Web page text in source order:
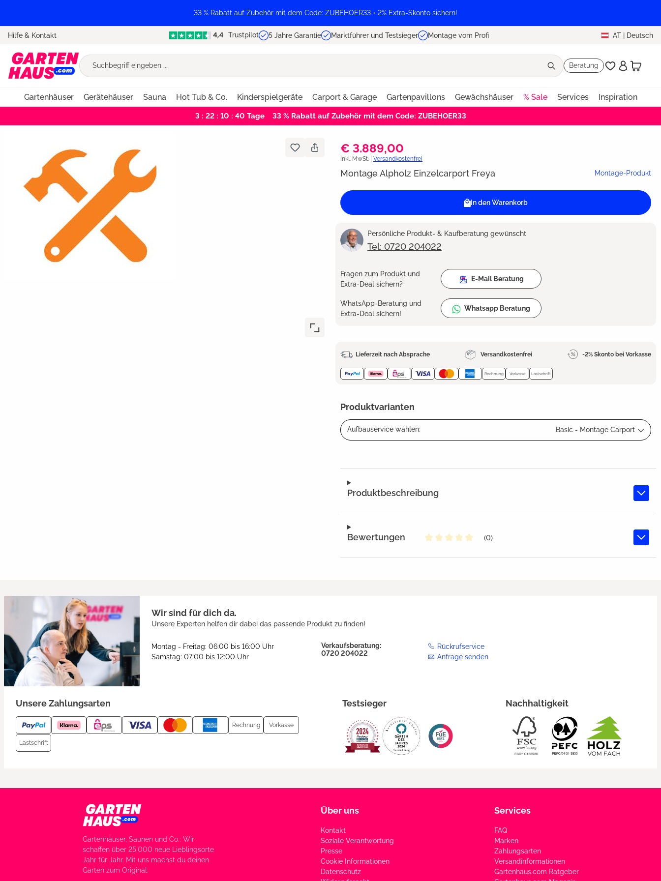
33 % Rabatt auf Zubehör mit dem Code: ZUBEHOER33 + 2% Extra-Skonto sichern!
Hilfe & Kontakt Trustpilot 5 Jahre Garantie Marktführer und Testsieger Montage vom Profi AT | Deutsch
Beratung
Gartenhäuser Gerätehäuser Sauna Hot Tub & Co. Kinderspielgeräte Carport & Garage Gartenpavillons Gewächshäuser % Sale Services Inspiration
3 : 22 : 10 : 40 Tage 33 % Rabatt auf Zubehör mit dem Code: ZUBEHOER33
€ 3.889,00
inkl. MwSt. | Versandkostenfrei
Montage Alpholz Einzelcarport Freya Montage-Produkt
In den Warenkorb
Persönliche Produkt- & Kaufberatung gewünscht
Tel: 0720 204022
Fragen zum Produkt und
Extra-Deal sichern?
E-Mail Beratung
WhatsApp-Beratung und
Extra-Deal sichern!
Whatsapp Beratung
Lieferzeit nach Absprache Versandkostenfrei -2% Skonto bei Vorkasse
Rechnung Vorkasse Lastschrift
Produktvarianten
Aufbauservice wählen: Basic - Montage Carport
Produktbeschreibung
Bewertungen
(0)
Wir sind für dich da.
Unsere Experten helfen dir dabei das passende Produkt zu finden!
Montag - Freitag: 06:00 bis 16:00 Uhr
Samstag: 07:00 bis 12:00 Uhr
Verkaufsberatung:
0720 204022
Rückrufservice
Anfrage senden
Unsere Zahlungsarten
Rechnung Vorkasse
Lastschrift
Testsieger Nachhaltigkeit
Gartenhäuser, Saunen und Co.: Wir
schaffen über 25.000 neue Lieblingsorte
Jahr für Jahr. Mit uns machst du deinen
Garten zum Original.
Über uns
Kontakt
Soziale Verantwortung
Presse
Cookie Informationen
Datenschutz
Services
FAQ
Marken
Zahlungsarten
Versandinformationen
Gartenhaus.com Ratgeber